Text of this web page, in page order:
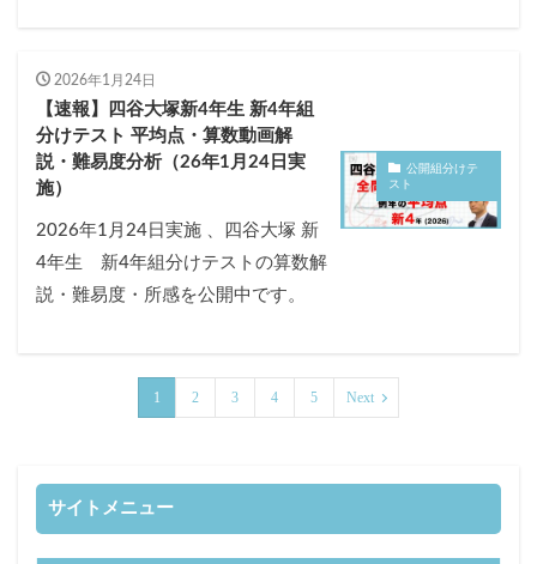
公開組分けテ
スト
2026年1月24日
【速報】四谷大塚新4年生 新4年組
分けテスト 平均点・算数動画解
説・難易度分析（26年1月24日実
施）
2026年1月24日実施 、四谷大塚 新
4年生 新4年組分けテストの算数解
説・難易度・所感を公開中です。
1 2 3 4 5 Next
サイトメニュー